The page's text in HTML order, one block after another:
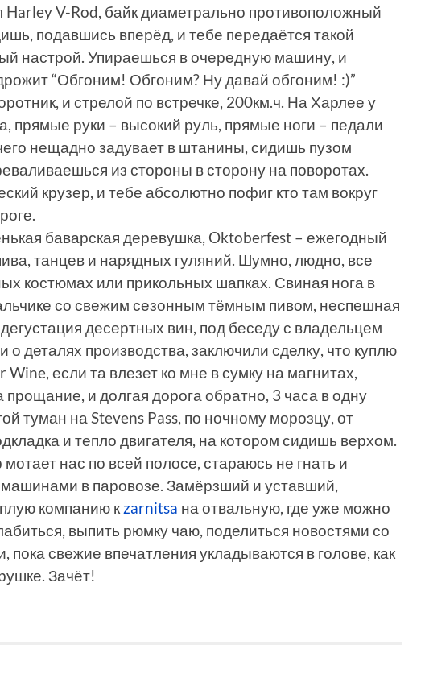
Harley V-Rod, байк диаметрально противоположный
подавшись вперёд, и тебе передаётся такой
настрой. Упираешься в очередную машину, и
“Обгоним! Обгоним? Ну давай обгоним! :)”
и стрелой по встречке, 200км.ч. На Харлее у
прямые руки – высокий руль, прямые ноги – педали
нещадно задувает в штанины, сидишь пузом
из стороны в сторону на поворотах.
крузер, и тебе абсолютно пофиг кто там вокруг
баварская деревушка, Oktoberfest – ежегодный
танцев и нарядных гуляний. Шумно, людно, все
костюмах или прикольных шапках. Свиная нога в
со свежим сезонным тёмным пивом, неспешная
дегустация десертных вин, под беседу с владельцем
о деталях производства, заключили сделку, что куплю
Wine, если та влезет ко мне в сумку на магнитах,
прощание, и долгая дорога обратно, 3 часа в одну
туман на Stevens Pass, по ночному морозцу, от
и тепло двигателя, на котором сидишь верхом.
нас по всей полосе, стараюсь не гнать и
в паровозе. Замёрзший и уставший,
компанию к zarnitsa на отвальную, где уже можно
выпить рюмку чаю, поделиться новостями со
свежие впечатления укладываются в голове, как
Зачёт!